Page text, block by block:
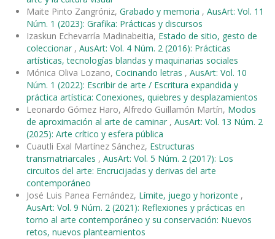
Maite Pinto Zangróniz, Grabado y memoria , AusArt: Vol. 11
Núm. 1 (2023): Grafika: Prácticas y discursos
Izaskun Echevarría Madinabeitia, Estado de sitio, gesto de
coleccionar , AusArt: Vol. 4 Núm. 2 (2016): Prácticas
artísticas, tecnologías blandas y maquinarias sociales
Mónica Oliva Lozano, Cocinando letras , AusArt: Vol. 10
Núm. 1 (2022): Escribir de arte / Escritura expandida y
práctica artística: Conexiones, quiebres y desplazamientos
Leonardo Gómez Haro, Alfredo Guillamón Martín, Modos
de aproximación al arte de caminar , AusArt: Vol. 13 Núm. 2
(2025): Arte crítico y esfera pública
Cuautli Exal Martínez Sánchez, Estructuras
transmatriarcales , AusArt: Vol. 5 Núm. 2 (2017): Los
circuitos del arte: Encrucijadas y derivas del arte
contemporáneo
José Luis Panea Fernández, Límite, juego y horizonte ,
AusArt: Vol. 9 Núm. 2 (2021): Reflexiones y prácticas en
torno al arte contemporáneo y su conservación: Nuevos
retos, nuevos planteamientos